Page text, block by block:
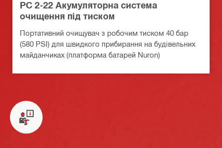
PC 2-22 Акумуляторна система
очищення під тиском
Портативний очищувач з робочим тиском 40 бар
(580 PSI) для швидкого прибирання на будівельних
майданчиках (платформа батарей Nuron)